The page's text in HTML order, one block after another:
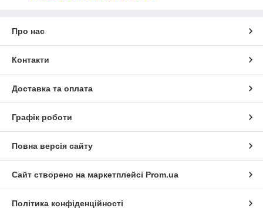
Про нас
Контакти
Доставка та оплата
Графік роботи
Повна версія сайту
Сайт створено на маркетплейсі Prom.ua
Політика конфіденційності